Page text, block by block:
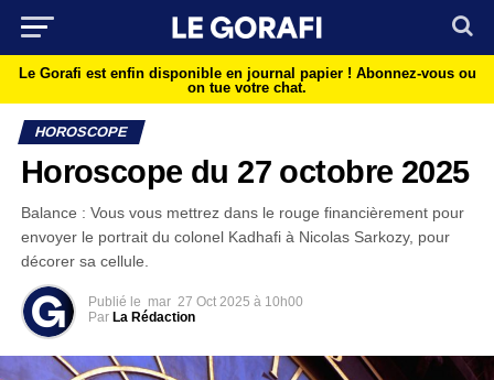
Le Gorafi est enfin disponible en journal papier ! Abonnez-vous ou
on tue votre chat.
HOROSCOPE
Horoscope du 27 octobre 2025
Balance : Vous vous mettrez dans le rouge financièrement pour
envoyer le portrait du colonel Kadhafi à Nicolas Sarkozy, pour
décorer sa cellule.
Publié le mar 27 Oct 2025 à 10h00
Par La Rédaction